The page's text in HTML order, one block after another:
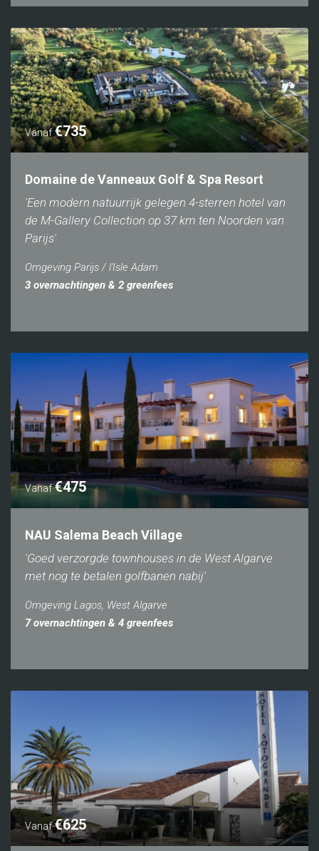
Vanaf€735
Domaine de Vanneaux Golf & Spa Resort
'Een modern natuurrijk gelegen 4-sterren hotel van
de M-Gallery Collection op 37 km ten Noorden van
Parijs'
Omgeving Parijs / l'Isle Adam
3 overnachtingen & 2 greenfees
Vanaf€475
NAU Salema Beach Village
'Goed verzorgde townhouses in de West Algarve
met nog te betalen golfbanen nabij'
Omgeving Lagos, West Algarve
7 overnachtingen & 4 greenfees
Vanaf€625